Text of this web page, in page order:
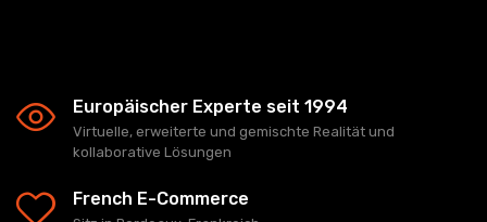
Europäischer Experte seit 1994
Virtuelle, erweiterte und gemischte Realität und
kollaborative Lösungen
French E-Commerce